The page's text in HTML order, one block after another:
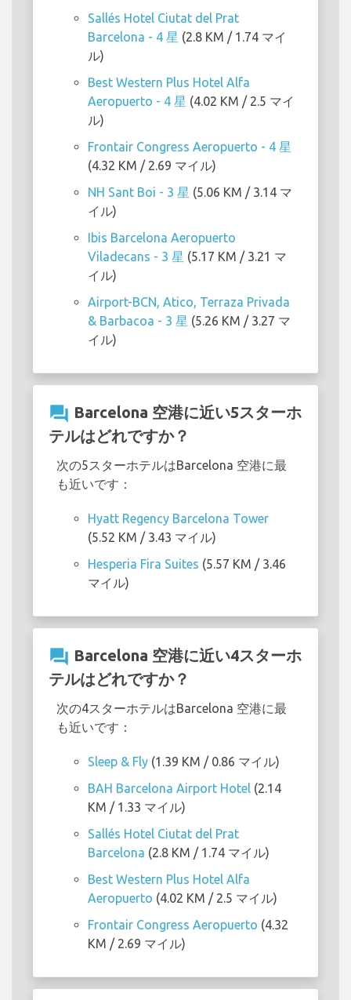
Sallés Hotel Ciutat del Prat
Barcelona - 4 星 (2.8 KM / 1.74 マイ
ル)
Best Western Plus Hotel Alfa
Aeropuerto - 4 星 (4.02 KM / 2.5 マイ
ル)
Frontair Congress Aeropuerto - 4 星
(4.32 KM / 2.69 マイル)
NH Sant Boi - 3 星 (5.06 KM / 3.14 マ
イル)
Ibis Barcelona Aeropuerto
Viladecans - 3 星 (5.17 KM / 3.21 マ
イル)
Airport-BCN, Atico, Terraza Privada
& Barbacoa - 3 星 (5.26 KM / 3.27 マ
イル)
question_answer Barcelona 空港に近い5スターホ
テルはどれですか？
次の5スターホテルはBarcelona 空港に最
も近いです：
Hyatt Regency Barcelona Tower
(5.52 KM / 3.43 マイル)
Hesperia Fira Suites (5.57 KM / 3.46
マイル)
question_answer Barcelona 空港に近い4スターホ
テルはどれですか？
次の4スターホテルはBarcelona 空港に最
も近いです：
Sleep & Fly (1.39 KM / 0.86 マイル)
BAH Barcelona Airport Hotel (2.14
KM / 1.33 マイル)
Sallés Hotel Ciutat del Prat
Barcelona (2.8 KM / 1.74 マイル)
Best Western Plus Hotel Alfa
Aeropuerto (4.02 KM / 2.5 マイル)
Frontair Congress Aeropuerto (4.32
KM / 2.69 マイル)